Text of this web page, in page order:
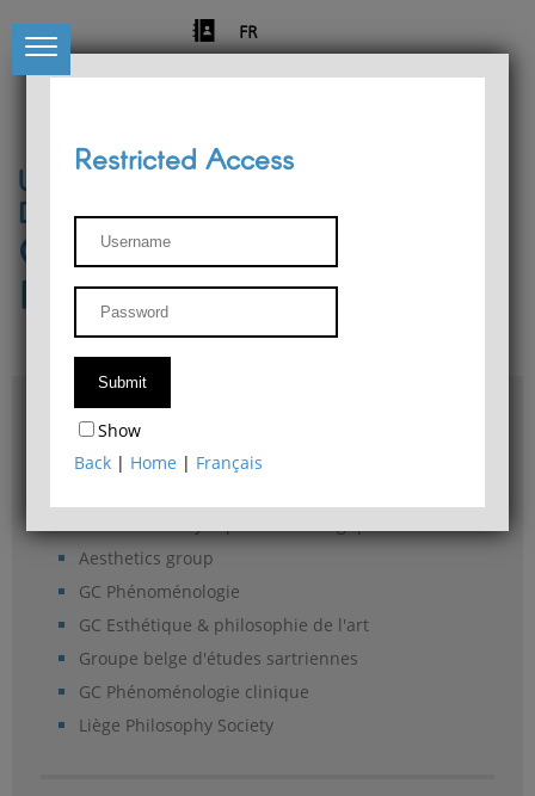
FR
University of Liège
Départment of Philosophy
Center for Phenomenological
Research
Access & maps
Philosophy Department Library
Aesthetics group
GC Phénoménologie
GC Esthétique & philosophie de l'art
Groupe belge d'études sartriennes
GC Phénoménologie clinique
Liège Philosophy Society
Restricted Access
Show
Back | Home | Français